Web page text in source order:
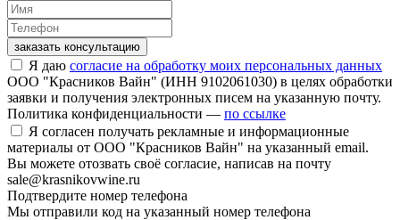
заказать консультацию
Я даю согласие на обработку моих персональных данных
ООО "Красников Вайн" (ИНН 9102061030) в целях обработки
заявки и получения электронных писем на указанную почту.
Политика конфиденциальности — по ссылке
Я согласен получать рекламные и информационные
материалы от ООО "Красников Вайн" на указанный email.
Вы можете отозвать своё согласие, написав на почту
sale@krasnikovwine.ru
Подтвердите номер телефона
Мы отправили код на указанный номер телефона